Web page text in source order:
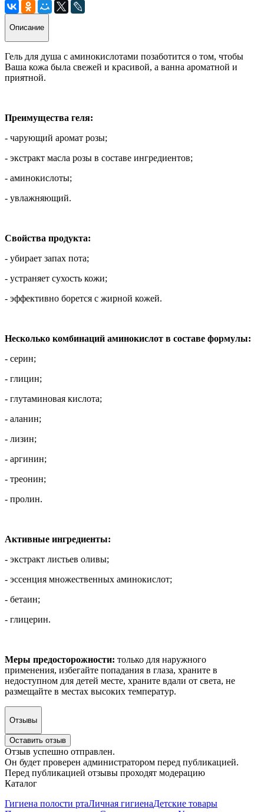
Описание
Гель для душа с аминокислотами позаботится о том, чтобы
Ваша кожа была свежей и красивой, а ванна ароматной и
приятной.
Преимущества геля:
- чарующий аромат розы;
- экстракт масла розы в составе ингредиентов;
- аминокислоты;
- увлажняющий.
Свойства продукта:
- убирает запах пота;
- устраняет сухость кожи;
- эффективно борется с жирной кожей.
Несколько комбинаций аминокислот в составе формулы:
- серин;
- глицин;
- глутаминовая кислота;
- аланин;
- лизин;
- аргинин;
- треонин;
- пролин.
Активные ингредиенты:
- экстракт листьев оливы;
- эссенция множественных аминокислот;
- бетаин;
- глицерин.
Меры предосторожности: только для наружного
применения, избегайте попадания в глаза, храните в
недоступном для детей месте, храните вдали от света, не
размещайте в местах высоких температур.
Отзывы
Оставить отзыв
Отзыв успешно отправлен.
Он будет проверен администратором перед публикацией.
Перед публикацией отзывы проходят модерацию
Каталог
Гигиена полости ртаЛичная гигиенаДетские товары